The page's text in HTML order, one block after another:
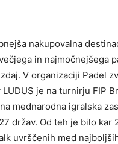
nakupovalna
in najmočnejšega
V organizaciji Padel
LUDUS je na turnirju FIP
mednarodna igralska
držav. Od teh je bilo kar
uvrščenih med